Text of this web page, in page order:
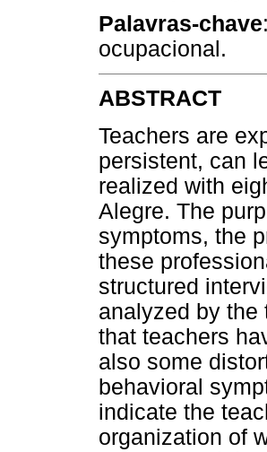
Palavras-chave
ocupacional.
ABSTRACT
Teachers are
persistent, can
realized with
Alegre. The
symptoms, the
these
structured
analyzed by the
that teachers
also some
behavioral
indicate the
organization of